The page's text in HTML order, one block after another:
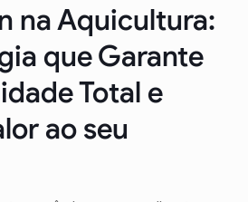
na Aquicultura:
que Garante
Total e
ao seu